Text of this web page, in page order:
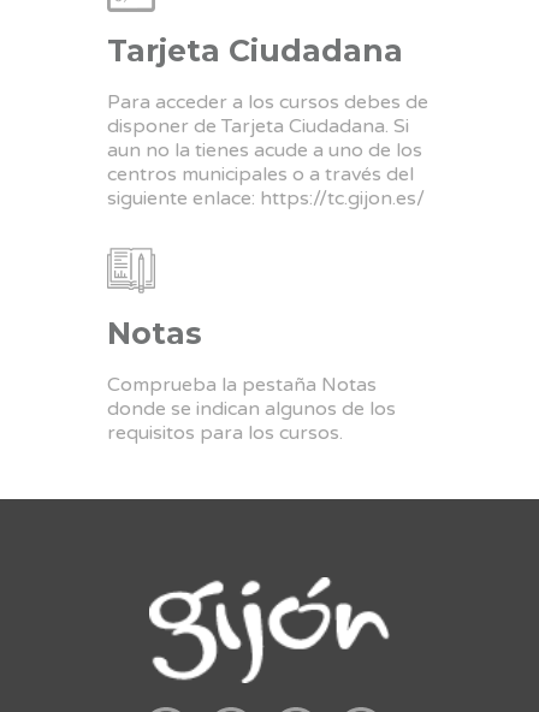
Tarjeta Ciudadana
Para acceder a los cursos debes de
disponer de Tarjeta Ciudadana. Si
aun no la tienes acude a uno de los
centros municipales o a través del
siguiente enlace: https://tc.gijon.es/
Notas
Comprueba la pestaña Notas
donde se indican algunos de los
requisitos para los cursos.